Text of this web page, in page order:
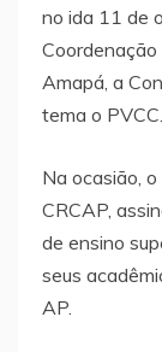
no ida 11 de
Amapá, a
tema o PVCC.
Na ocasião,
CRCAP,
de ensino
seus
AP.